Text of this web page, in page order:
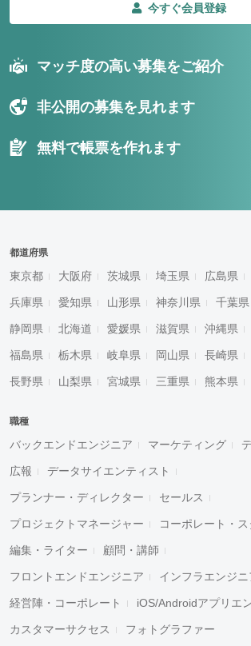
今すぐ会員登録
マッチ度の高い募集をご紹介
非公開の募集を見れます
無料で帳票を作れます
都道府県
東京都 大阪府 茨城県 埼玉県 広島県
兵庫県 愛知県 山形県 神奈川県 千葉県
静岡県 北海道 愛媛県 滋賀県 沖縄県
福島県 栃木県 岐阜県 岡山県 長崎県
長野県 山梨県 宮城県 三重県 熊本県
職種
バックエンドエンジニア マーケティング
広報 データサイエンティスト
プランナー・ディレクター セールス
プロジェクトマネージャー コーポレート・ス
編集・ライター 顧問・講師
フロントエンドエンジニア インフラエンジニ
経営陣・コーポレート iOS/Androidアプリエ
カスタマーサクセス フォトグラファー